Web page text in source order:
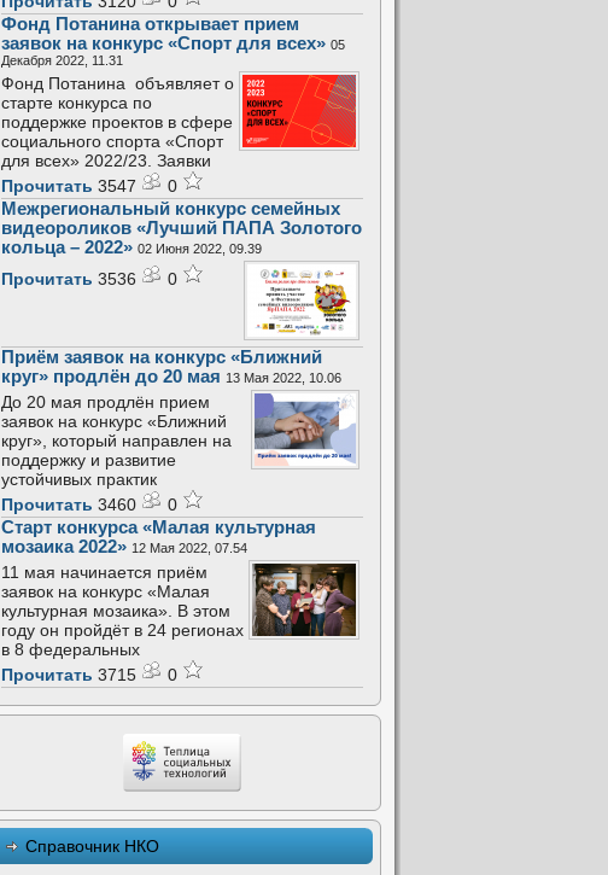
Фонд Потанина открывает прием
заявок на конкурс «Спорт для всех» 05
Декабря 2022, 11.31
Фонд Потанина объявляет о
старте конкурса по
поддержке проектов в сфере
социального спорта «Спорт
для всех» 2022/23. Заявки
Прочитать 3547
0
Межрегиональный конкурс семейных
видеороликов «Лучший ПАПА Золотого
кольца – 2022» 02 Июня 2022, 09.39
Прочитать 3536 0
Приём заявок на конкурс «Ближний
круг» продлён до 20 мая 13 Мая 2022, 10.06
До 20 мая продлён прием
заявок на конкурс «Ближний
круг», который направлен на
поддержку и развитие
устойчивых практик
Прочитать 3460
0
Старт конкурса «Малая культурная
мозаика 2022» 12 Мая 2022, 07.54
11 мая начинается приём
заявок на конкурс «Малая
культурная мозаика». В этом
году он пройдёт в 24 регионах
в 8 федеральных
Прочитать 3715 0
Справочник НКО